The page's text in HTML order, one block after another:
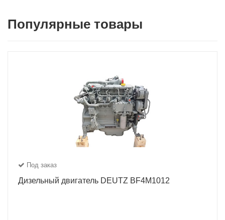
Популярные товары
Под заказ
Дизельный двигатель DEUTZ BF4M1012